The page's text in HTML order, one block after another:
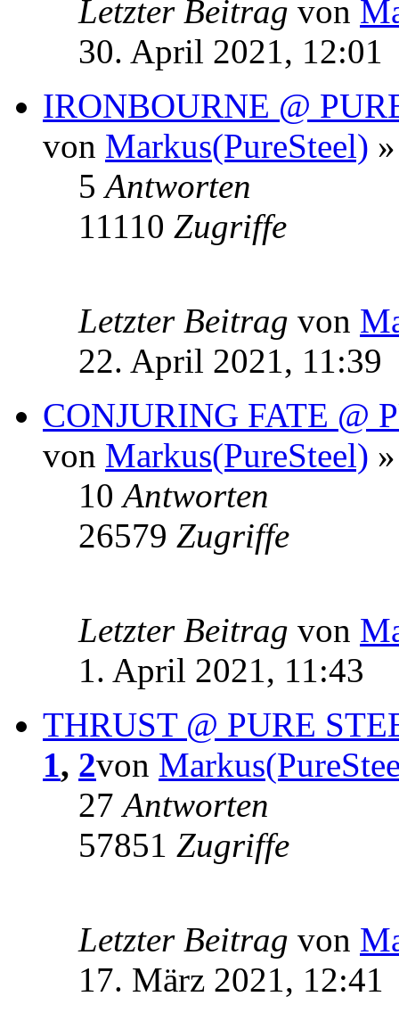
Letzter Beitrag von
30. April 2021, 12:01
IRONBOURNE @
von Markus(PureSteel)
5Antworten
11110 Zugriffe
Letzter Beitrag von
22. April 2021, 11:39
CONJURING FATE @
von Markus(PureSteel)
10Antworten
26579 Zugriffe
Letzter Beitrag von
1. April 2021, 11:43
THRUST @ PURE
1, 2von
27Antworten
57851 Zugriffe
Letzter Beitrag von
17. März 2021, 12:41